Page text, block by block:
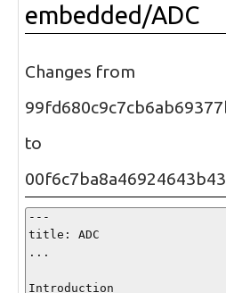
頁面原始檔
可列印版本
刪除本頁
登入 / 註冊帳號
embedded/ADC
Changes from
to
---
title: ADC
...
Introduction